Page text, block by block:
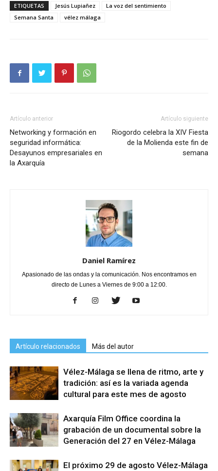
ETIQUETAS Jesús Lupiañez
La voz del sentimiento
Semana Santa
vélez málaga
Artículo anterior
Networking y formación en
seguridad informática:
Desayunos empresariales en
la Axarquía
Artículo siguiente
Riogordo celebra la XIV Fiesta
de la Molienda este fin de
semana
Daniel Ramírez
Apasionado de las ondas y la comunicación. Nos encontramos en
directo de Lunes a Viernes de 9:00 a 12:00.
Artículo relacionados Más del autor
Vélez-Málaga se llena de ritmo, arte y
tradición: así es la variada agenda
cultural para este mes de agosto
Axarquía Film Office coordina la
grabación de un documental sobre la
Generación del 27 en Vélez-Málaga
El próximo 29 de agosto Vélez-Málaga